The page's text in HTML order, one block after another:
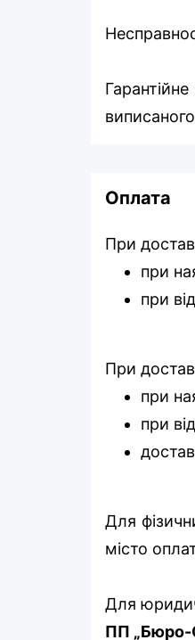
Оплата
При
при
при
При
при
при
Для
місто
Для
ПП „Бюро-